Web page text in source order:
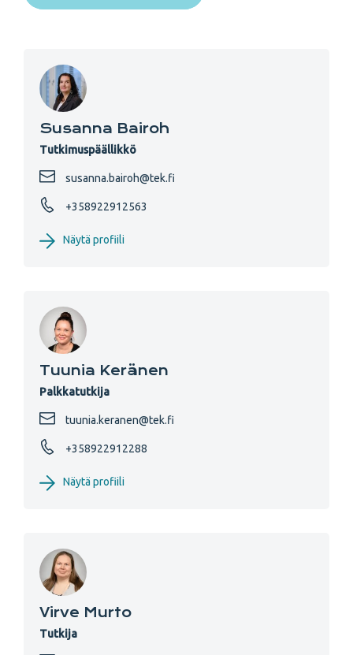
Susanna Bairoh
Tutkimuspäällikkö
susanna.bairoh@tek.fi
+358922912563
Näytä profiili
Tuunia Keränen
Palkkatutkija
tuunia.keranen@tek.fi
+358922912288
Näytä profiili
Virve Murto
Tutkija